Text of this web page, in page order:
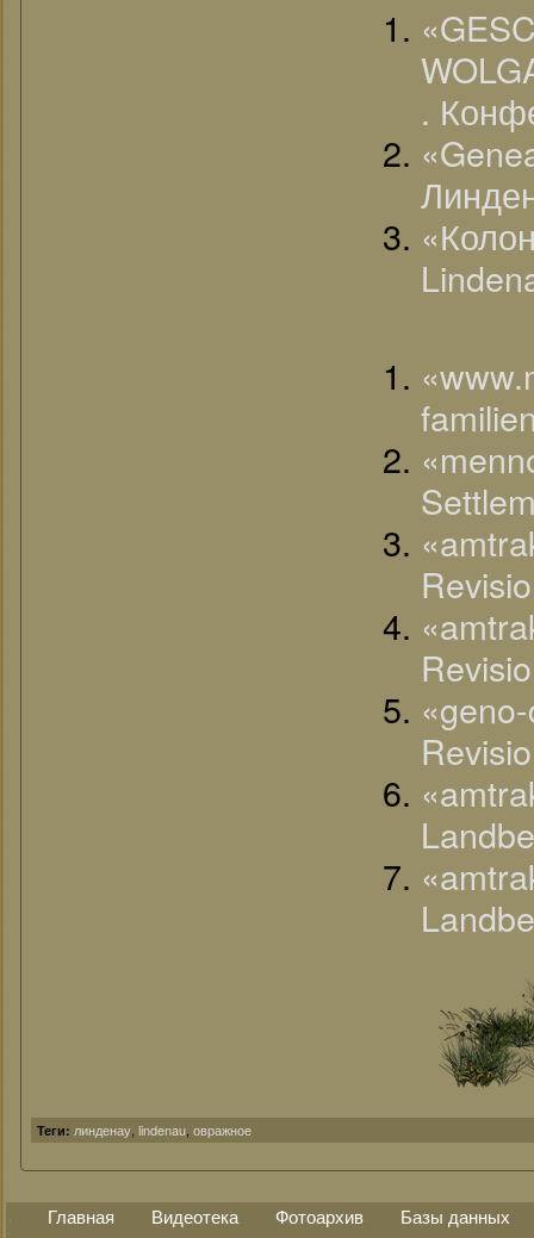
.
Теги: линденау lindenau овражное
Главная Видеотека Фотоархив Базы данных